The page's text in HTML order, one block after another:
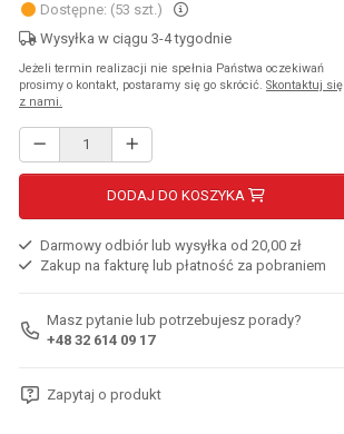
Dostępne: (53 szt.)
Wysyłka w ciągu 3-4 tygodnie
Jeżeli termin realizacji nie spełnia Państwa oczekiwań
prosimy o kontakt, postaramy się go skrócić. Skontaktuj się
z nami.
DODAJ DO KOSZYKA
Darmowy odbiór lub wysyłka od 20,00 zł
Zakup na fakturę lub płatność za pobraniem
Masz pytanie lub potrzebujesz porady?
+48 32 614 09 17
Zapytaj o produkt